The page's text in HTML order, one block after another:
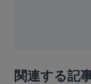
関連する記